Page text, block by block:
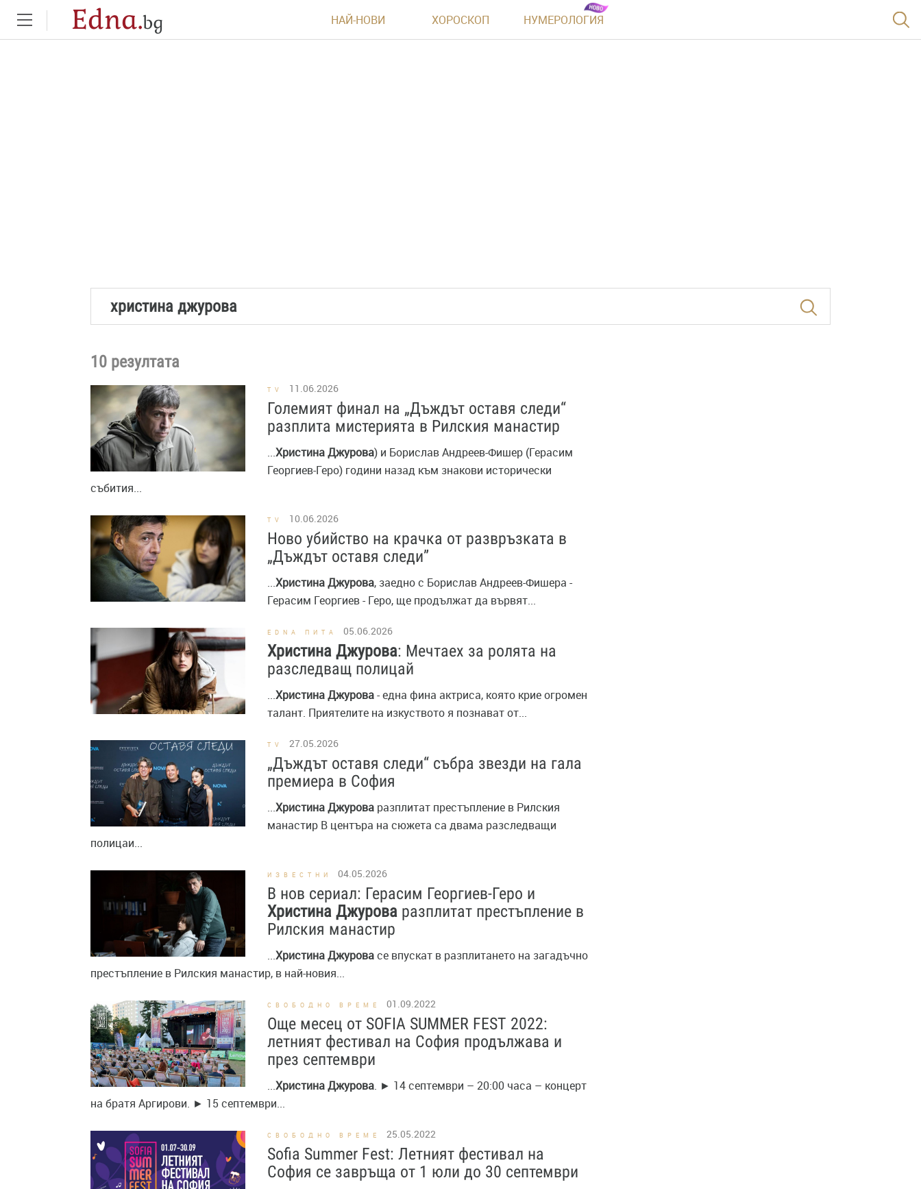
Edna.bg НАЙ-НОВИ ХОРОСКОП НУМЕРОЛОГИЯ
10 резултата
TV 11.06.2026
Големият финал на „Дъждът оставя следи“
разплита мистерията в Рилския манастир
...ХристинаДжурова) и Борислав Андреев-Фишер (Герасим
Георгиев-Геро) години назад към знакови исторически
събития...
TV 10.06.2026
Ново убийство на крачка от развръзката в
„Дъждът оставя следи”
...ХристинаДжурова, заедно с Борислав Андреев-Фишера -
Герасим Георгиев - Геро, ще продължат да вървят...
EDNA ПИТА 05.06.2026
Христина Джурова: Мечтаех за ролята на
разследващ полицай
...ХристинаДжурова- една фина актриса, която крие огромен
талант. Приятелите на изкуството я познават от...
TV 27.05.2026
„Дъждът оставя следи“ събра звезди на гала
премиера в София
...ХристинаДжурова разплитат престъпление в Рилския
манастир В центъра на сюжета са двама разследващи
полицаи...
ИЗВЕСТНИ 04.05.2026
В нов сериал: Герасим Георгиев-Геро и
Христина Джурова разплитат престъпление в
Рилския манастир
...ХристинаДжуровасе впускат в разплитането на загадъчно
престъпление в Рилския манастир, в най-новия...
СВОБОДНО ВРЕМЕ 01.09.2022
Още месец от SOFIA SUMMER FEST 2022:
летният фестивал на София продължава и
през септември
...ХристинаДжурова. ► 14 септември – 20:00 часа – концерт
на братя Аргирови. ► 15 септември...
СВОБОДНО ВРЕМЕ 25.05.2022
Sofia Summer Fest: Летният фестивал на
София се завръща от 1 юли до 30 септември